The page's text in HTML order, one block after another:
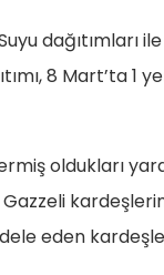
dağıtımları
8 Mart’ta 1
oldukları
eden